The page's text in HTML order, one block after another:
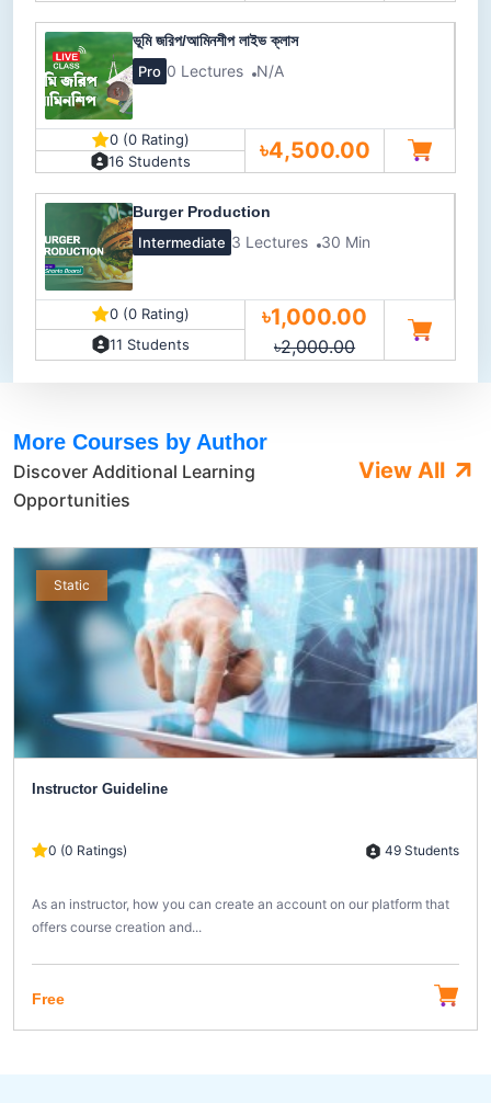
ভূমি জরিপ/আমিনশীপ লাইভ ক্লাস
Pro 0 Lectures N/A
0 (0 Rating)
16 Students
৳4,500.00
Burger Production
Intermediate 3 Lectures 30 Min
0 (0 Rating)
11 Students
৳1,000.00
৳2,000.00
More Courses by Author
Discover Additional Learning
Opportunities
View All
Static
Instructor Guideline
0 (0 Ratings) 49 Students
As an instructor, how you can create an account on our platform that
offers course creation and...
Free